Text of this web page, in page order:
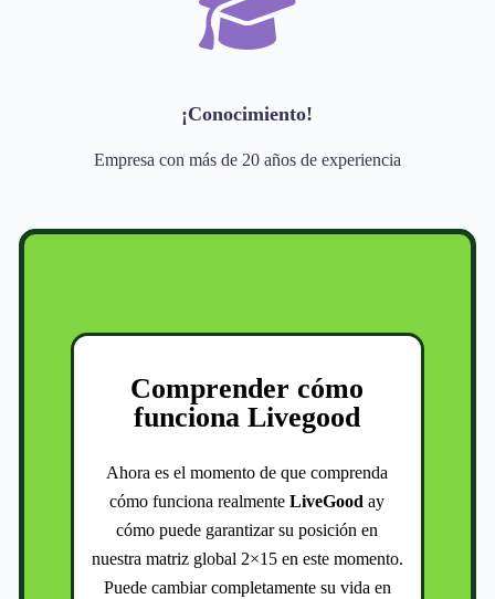
¡Conocimiento!
Empresa con más de 20 años de experiencia
Comprender cómo
funciona Livegood
Ahora es el momento de que comprenda
cómo funciona realmenteLiveGood ay
cómo puede garantizar su posición en
nuestra matriz global 2×15 en este momento.
Puede cambiar completamente su vida en